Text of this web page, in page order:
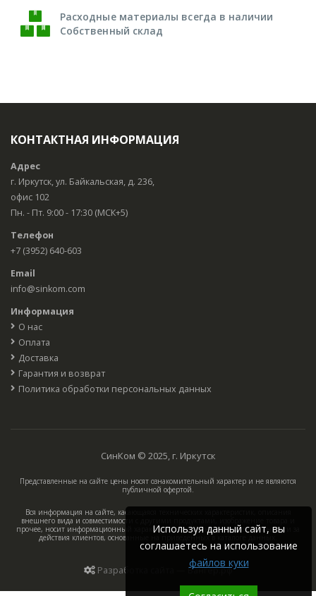
Используя данный сайт, вы
соглашаетесь на использование
файлов куки
Расходные материалы всегда в наличии
Собственный склад
КОНТАКТНАЯ ИНФОРМАЦИЯ
Адрес
г. Иркутск, ул. Байкальская, д. 236,
офис 102
Пн. - Пт. 9:00 - 17:30 (МСК+5)
Телефон
+7 (3952) 640-603
Email
info@sinkom.com
Информация
О нас
Оплата
Доставка
Гарантия и возврат
Политика обработки персональных данных
СинКом © 2025, г. Иркутск
Представленные на сайте цены носят ознакомительный характер и не являются
публичной офертой.
Вся информация на сайте, касающаяся технических характеристик, описания
внешнего вида и совместимости с другими продуктами, изображение товара и
прочее, носит информационный характер, компания не несёт ответственности за
действия клиентов, основанные на приведённых в каталоге данных.
Разработка сайта — Вангер.рф